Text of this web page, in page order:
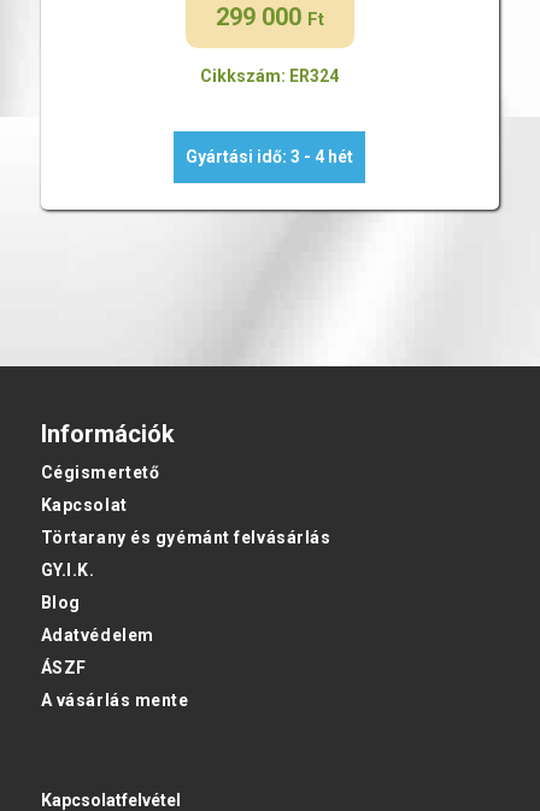
299 000 Ft
Cikkszám: ER324
Gyártási idő: 3 - 4 hét
Információk
Cégismertető
Kapcsolat
Törtarany és gyémánt felvásárlás
GY.I.K.
Blog
Adatvédelem
ÁSZF
A vásárlás mente
Kapcsolatfelvétel